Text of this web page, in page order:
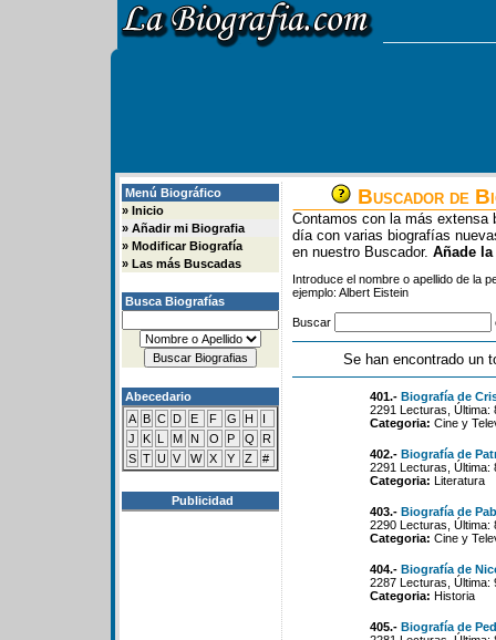
Menú Biográfico
» Inicio
» Añadir mi Biografia
» Modificar Biografía
» Las más Buscadas
Busca Biografías
Abecedario
A B C D E F G H
I
J
K L M N O P Q
R
S T U V W X Y Z #
Publicidad
Buscador de
Contamos con la más extensa
día con varias biografías
en nuestro Buscador. Añade
Introduce el nombre o apellido de la
ejemplo: Albert Eistein
Buscar
Se han encontrado un
401.- Biografía de
2291 Lecturas, Última:
Categoria: Cine y
402.- Biografía de
2291 Lecturas, Última:
Categoria: Literatura
403.- Biografía de
2290 Lecturas, Última:
Categoria: Cine y
404.- Biografía de
2287 Lecturas, Última:
Categoria: Historia
405.- Biografía de